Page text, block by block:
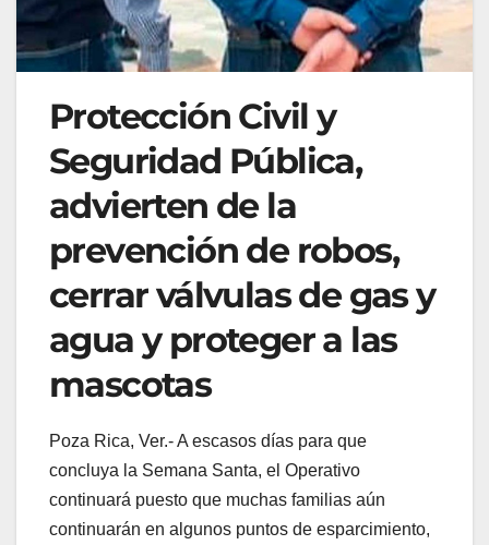
Protección Civil y
Seguridad Pública,
advierten de la
prevención de robos,
cerrar válvulas de gas y
agua y proteger a las
mascotas
Poza Rica, Ver.- A escasos días para que
concluya la Semana Santa, el Operativo
continuará puesto que muchas familias aún
continuarán en algunos puntos de esparcimiento,